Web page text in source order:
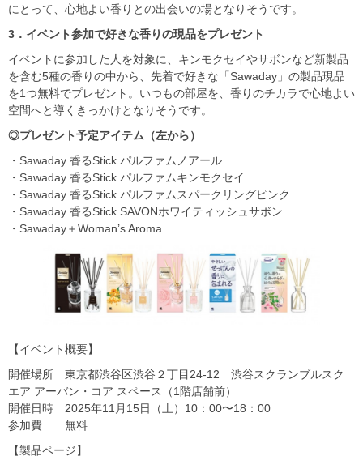
にとって、心地よい香りとの出会いの場となりそうです。
3．イベント参加で好きな香りの現品をプレゼント
イベントに参加した人を対象に、キンモクセイやサボンなど新製品
を含む5種の香りの中から、先着で好きな「Sawaday」の製品現品
を1つ無料でプレゼント。いつもの部屋を、香りのチカラで心地よい
空間へと導くきっかけとなりそうです。
◎プレゼント予定アイテム（左から）
・Sawaday 香るStick パルファムノアール
・Sawaday 香るStick パルファムキンモクセイ
・Sawaday 香るStick パルファムスパークリングピンク
・Sawaday 香るStick SAVONホワイティッシュサボン
・Sawaday＋Woman’s Aroma
【イベント概要】
開催場所 東京都渋谷区渋谷２丁目24-12 渋谷スクランブルスク
エア アーバン・コア スペース（1階店舗前）
開催日時 2025年11月15日（土）10：00〜18：00
参加費 無料
【製品ページ】